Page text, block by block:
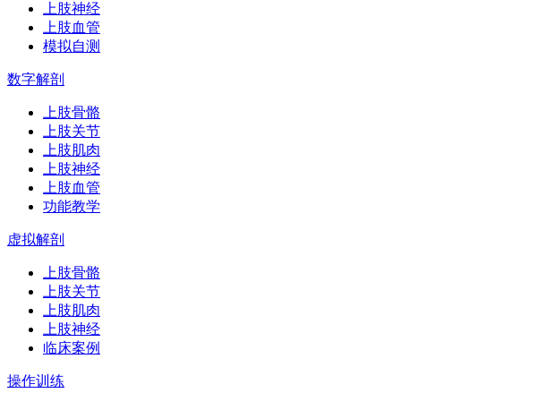
上肢神经
上肢血管
模拟自测
数字解剖
上肢骨骼
上肢关节
上肢肌肉
上肢神经
上肢血管
功能教学
虚拟解剖
上肢骨骼
上肢关节
上肢肌肉
上肢神经
临床案例
操作训练